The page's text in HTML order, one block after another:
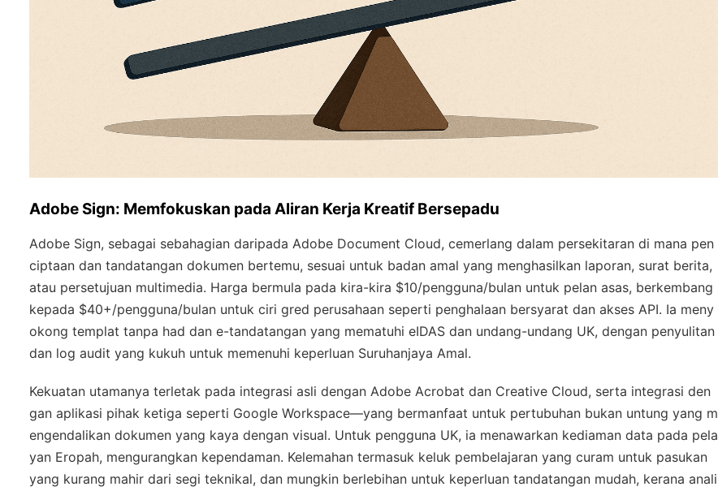
Adobe Sign: Memfokuskan pada Aliran Kerja Kreatif Bersepadu
Adobe Sign, sebagai sebahagian daripada Adobe Document Cloud, cemerlang dalam persekitaran di mana pen
ciptaan dan tandatangan dokumen bertemu, sesuai untuk badan amal yang menghasilkan laporan, surat berita,
atau persetujuan multimedia. Harga bermula pada kira-kira $10/pengguna/bulan untuk pelan asas, berkembang
kepada $40+/pengguna/bulan untuk ciri gred perusahaan seperti penghalaan bersyarat dan akses API. Ia meny
okong templat tanpa had dan e-tandatangan yang mematuhi eIDAS dan undang-undang UK, dengan penyulitan
dan log audit yang kukuh untuk memenuhi keperluan Suruhanjaya Amal.
Kekuatan utamanya terletak pada integrasi asli dengan Adobe Acrobat dan Creative Cloud, serta integrasi den
gan aplikasi pihak ketiga seperti Google Workspace—yang bermanfaat untuk pertubuhan bukan untung yang m
engendalikan dokumen yang kaya dengan visual. Untuk pengguna UK, ia menawarkan kediaman data pada pela
yan Eropah, mengurangkan kependaman. Kelemahan termasuk keluk pembelajaran yang curam untuk pasukan
yang kurang mahir dari segi teknikal, dan mungkin berlebihan untuk keperluan tandatangan mudah, kerana anali